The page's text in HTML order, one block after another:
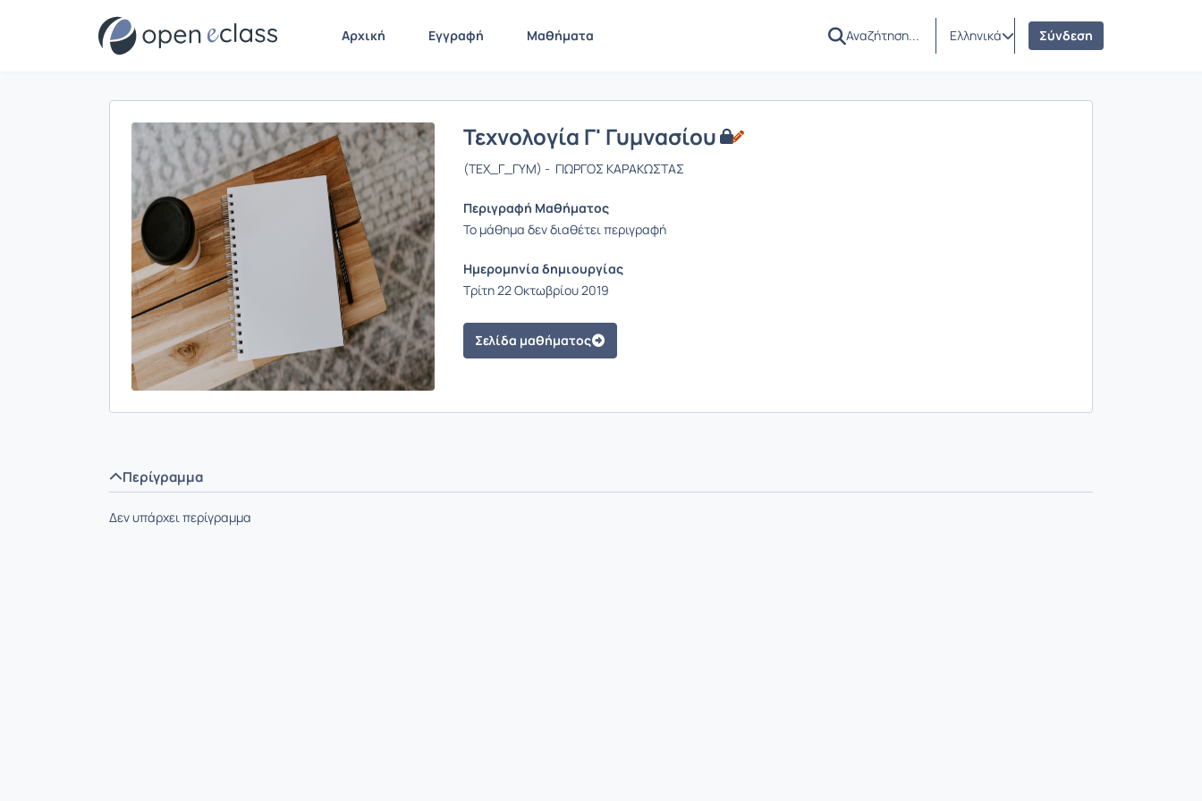
Αρχική Εγγραφή Μαθήματα Ελληνικά Σύνδεση
Παρουσίαση/Προβολή
Τεχνολογία Γ' Γυμνασίου
(ΤΕΧ_Γ_ΓΥΜ) - ΓΙΩΡΓΟΣ ΚΑΡΑΚΩΣΤΑΣ
Περιγραφή Μαθήματος
Το μάθημα δεν διαθέτει περιγραφή
Ημερομηνία δημιουργίας
Τρίτη 22 Οκτωβρίου 2019
Σελίδα μαθήματος
Περίγραμμα
Δεν υπάρχει περίγραμμα